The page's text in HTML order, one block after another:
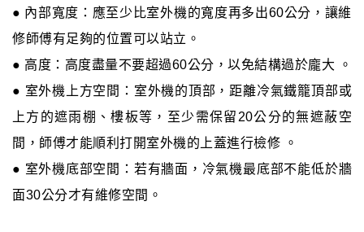
● 內部寬度：應至少比室外機的寬度再多出60公分，讓維
修師傅有足夠的位置可以站立。
● 高度：高度盡量不要超過60公分，以免結構過於龐大 。
● 室外機上方空間：室外機的頂部，距離冷氣鐵籠頂部或
上方的遮雨棚、樓板等，至少需保留20公分的無遮蔽空
間，師傅才能順利打開室外機的上蓋進行檢修 。
● 室外機底部空間：若有牆面，冷氣機最底部不能低於牆
面30公分才有維修空間。